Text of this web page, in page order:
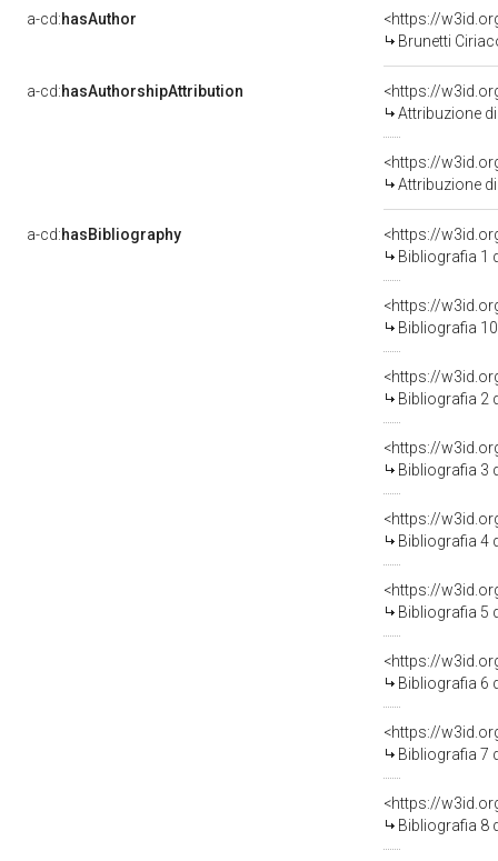
a-cd:hasAuthor
<https://
Brunetti
a-cd:hasAuthorshipAttribution
Attribuzione
<https://
Attribuzione
a-cd:hasBibliography
<https://
Bibliografia 1
<https://
Bibliografia
<https://
Bibliografia 2
<https://
Bibliografia 3
<https://
Bibliografia 4
<https://
Bibliografia 5
<https://
Bibliografia 6
<https://
Bibliografia 7
<https://
Bibliografia 8